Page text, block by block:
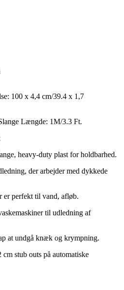
100 x 4,4 cm/39.4 x 1,7
Længde: 1M/3.3 Ft.
heavy-duty plast for holdbarhed.
der arbejder med dykkede
er perfekt til vand, afløb.
til udledning af
at undgå knæk og krympning.
cm stub outs på automatiske